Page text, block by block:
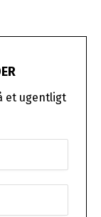
et ugentligt